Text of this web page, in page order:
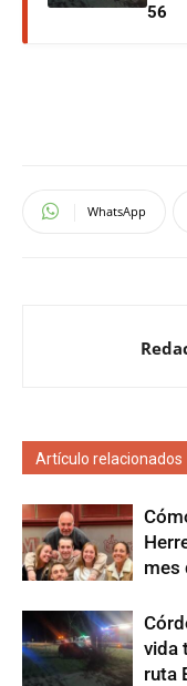
56
WhatsApp
Artículo relacionados
mes
vida
ruta